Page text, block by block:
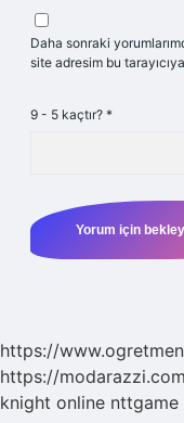
Daha sonraki
site adresim bu
9 - 5 kaçtır? *
https://
https://
knight online nttgame